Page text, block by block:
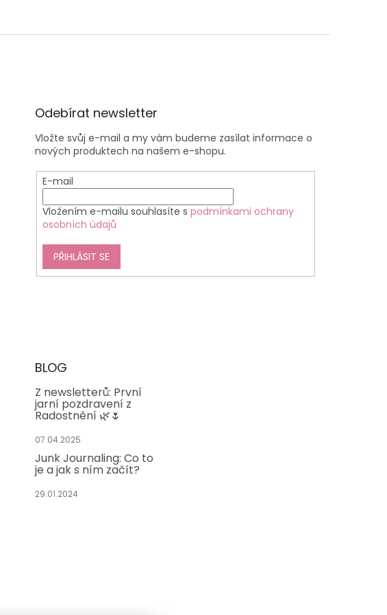
Odebírat newsletter
Vložte svůj e-mail a my vám budeme zasílat informace o
nových produktech na našem e-shopu.
E-mail
Vložením e-mailu souhlasíte spodmínkami ochrany
osobních údajů
PŘIHLÁSIT SE
BLOG
Z newsletterů: První
jarní pozdravení z
Radostnění 🌿🌷
07.04.2025
Junk Journaling: Co to
je a jak s ním začít?
29.01.2024